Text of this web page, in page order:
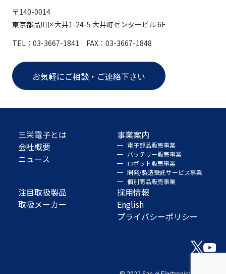
〒140-0014
東京都品川区大井1-24-5 大井町センタービル 6F
TEL：03-3667-1841 FAX：03-3667-1848
お気軽にご相談・ご連絡下さい
三栄電子とは
会社概要
ニュース
事業案内
電子部品販売事業
バッテリー販売事業
ロボット販売事業
開発/製造受託サービス事業
個別商品販売事業
注目取扱製品
取扱メーカー
採用情報
English
プライバシーポリシー